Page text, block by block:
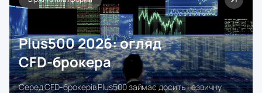
Plus500 2026: огляд
CFD‑брокера
Серед CFD-брокерів Plus500 займає досить незвичну